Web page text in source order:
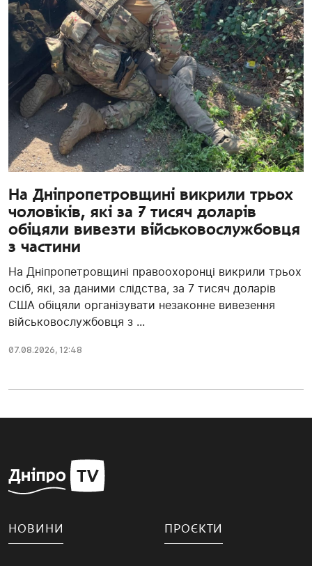
На Дніпропетровщині викрили трьох
чоловіків, які за 7 тисяч доларів
обіцяли вивезти військовослужбовця
з частини
На Дніпропетровщині правоохоронці викрили трьох
осіб, які, за даними слідства, за 7 тисяч доларів
США обіцяли організувати незаконне вивезення
військовослужбовця з ...
07.08.2026, 12:48
НОВИНИ ПРОЄКТИ